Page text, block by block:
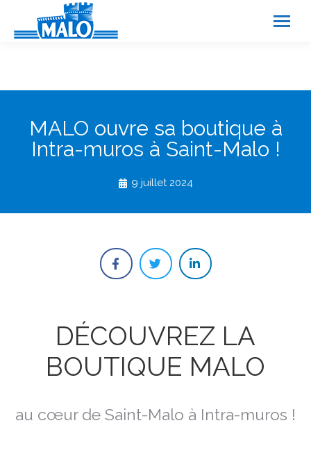
Panneau de gestion des cookies
MALO ouvre sa boutique à
Intra-muros à Saint-Malo !
9 juillet 2024
DÉCOUVREZ LA
BOUTIQUE MALO
au cœur de Saint-Malo à Intra-muros !